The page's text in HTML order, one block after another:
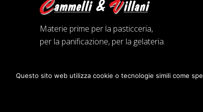
Materie prime per la pasticceria,
per la panificazione, per la gelateria.
Questo sito web utilizza cookie o tecnologie simili come